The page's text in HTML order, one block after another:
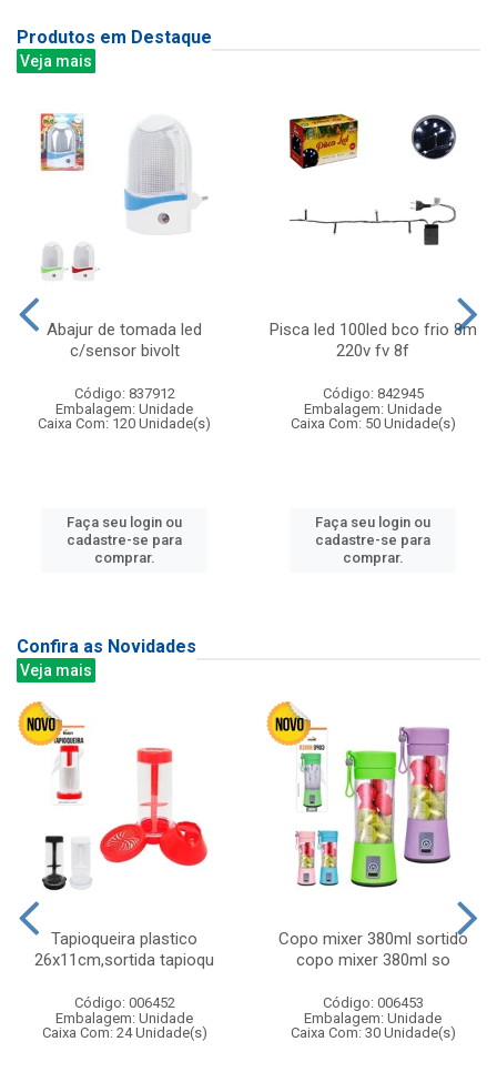
Produtos em Destaque
Veja mais
Abajur de tomada led
c/sensor bivolt
Código: 837912
Embalagem: Unidade
Caixa Com: 120 Unidade(s)
Faça seu login ou
cadastre-se para
comprar.
Pisca led 100led bco frio 8m
220v fv 8f
Código: 842945
Embalagem: Unidade
Caixa Com: 50 Unidade(s)
Faça seu login ou
cadastre-se para
comprar.
Confira as Novidades
Veja mais
Tapioqueira plastico
26x11cm,sortida tapioqu
Código: 006452
Embalagem: Unidade
Caixa Com: 24 Unidade(s)
Copo mixer 380ml sortido
copo mixer 380ml so
Código: 006453
Embalagem: Unidade
Caixa Com: 30 Unidade(s)